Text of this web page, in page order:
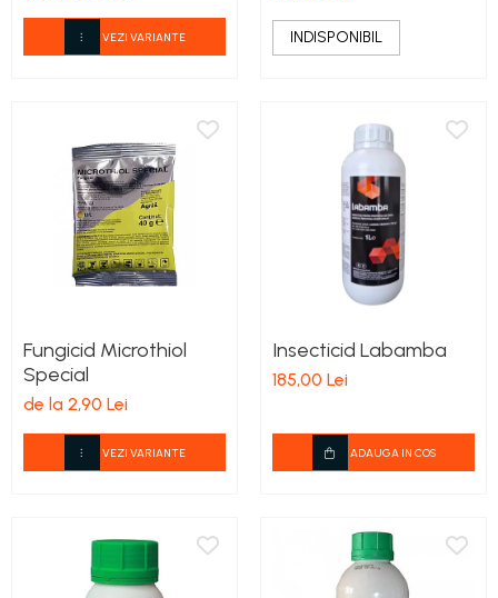
VEZI VARIANTE INDISPONIBIL
Fungicid Microthiol
Special
de la 2,90 Lei
VEZI VARIANTE
Insecticid Labamba
185,00 Lei
ADAUGA IN COS